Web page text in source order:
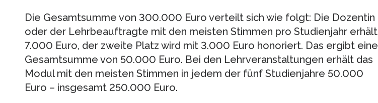
Die Gesamtsumme von 300.000 Euro verteilt sich wie folgt: Die Dozentin
oder der Lehrbeauftragte mit den meisten Stimmen pro Studienjahr erhält
7.000 Euro, der zweite Platz wird mit 3.000 Euro honoriert. Das ergibt eine
Gesamtsumme von 50.000 Euro. Bei den Lehrveranstaltungen erhält das
Modul mit den meisten Stimmen in jedem der fünf Studienjahre 50.000
Euro – insgesamt 250.000 Euro.